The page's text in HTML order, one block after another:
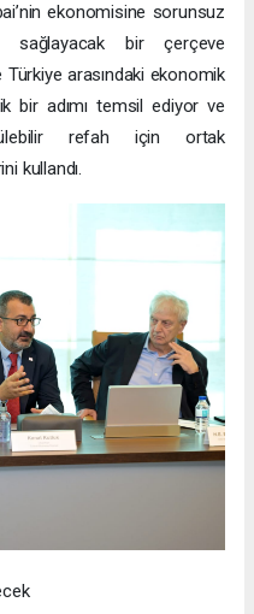
ekonomisine sorunsuz
sağlayacak bir çerçeve
arasındaki ekonomik
bir adımı temsil ediyor ve
refah için ortak
kullandı.